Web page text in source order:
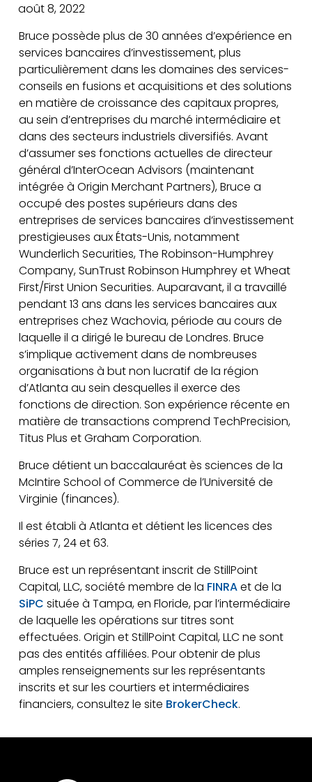
août 8, 2022
Bruce possède plus de 30 années d’expérience en
services bancaires d’investissement, plus
particulièrement dans les domaines des services-
conseils en fusions et acquisitions et des solutions
en matière de croissance des capitaux propres,
au sein d’entreprises du marché intermédiaire et
dans des secteurs industriels diversifiés. Avant
d’assumer ses fonctions actuelles de directeur
général d’InterOcean Advisors (maintenant
intégrée à Origin Merchant Partners), Bruce a
occupé des postes supérieurs dans des
entreprises de services bancaires d’investissement
prestigieuses aux États-Unis, notamment
Wunderlich Securities, The Robinson-Humphrey
Company, SunTrust Robinson Humphrey et Wheat
First/First Union Securities. Auparavant, il a travaillé
pendant 13 ans dans les services bancaires aux
entreprises chez Wachovia, période au cours de
laquelle il a dirigé le bureau de Londres. Bruce
s’implique activement dans de nombreuses
organisations à but non lucratif de la région
d’Atlanta au sein desquelles il exerce des
fonctions de direction. Son expérience récente en
matière de transactions comprend TechPrecision,
Titus Plus et Graham Corporation.
Bruce détient un baccalauréat ès sciences de la
McIntire School of Commerce de l’Université de
Virginie (finances).
Il est établi à Atlanta et détient les licences des
séries 7, 24 et 63.
Bruce est un représentant inscrit de StillPoint
Capital, LLC, société membre de la FINRAet de la
SiPC située à Tampa, en Floride, par l’intermédiaire
de laquelle les opérations sur titres sont
effectuées. Origin et StillPoint Capital, LLC ne sont
pas des entités affiliées. Pour obtenir de plus
amples renseignements sur les représentants
inscrits et sur les courtiers et intermédiaires
financiers, consultez le site BrokerCheck.